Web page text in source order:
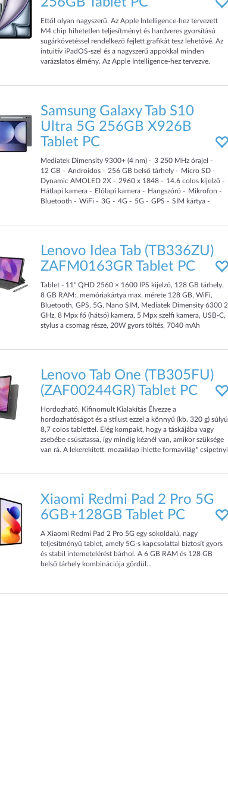
Ettől olyan nagyszerű. Az Apple Intelligence-hez tervezett
M4 chip hihetetlen teljesítményt és hardveres gyorsítású
sugárkövetéssel rendelkező fejlett grafikát tesz lehetővé. Az
intuitív iPadOS‑szel és a nagyszerű appokkal minden
varázslatos élmény. Az Apple Intelligence‑hez tervezve.
Samsung Galaxy Tab S10
Ultra 5G 256GB X926B
Tablet PC
Mediatek Dimensity 9300+ (4 nm) 3 250 MHz órajel
12 GB Androidos 256 GB belső tárhely
Micro SD
Dynamic AMOLED 2X
2960 x 1848 14.6 colos kijelző
Hátlapi kamera
Előlapi kamera Hangszóró
Mikrofon
Bluetooth
WiFi 3G 4G 5G GPS
SIM kártya
Lenovo Idea Tab (TB336ZU)
ZAFM0163GR Tablet PC
Tablet - 11" QHD 2560 × 1600 IPS kijelző, 128 GB tárhely,
8 GB RAM:, memóriakártya max. mérete 128 GB, WiFi,
Bluetooth, GPS, 5G, Nano SIM, Mediatek Dimensity 6300 2
GHz, 8 Mpx fő (hátsó) kamera, 5 Mpx szelfi kamera, USB-C,
stylus a csomag része, 20W gyors töltés, 7040 mAh
Lenovo Tab One (TB305FU)
(ZAF00244GR) Tablet PC
Hordozható, Kifinomult Kialakítás Élvezze a
hordozhatóságot és a stílust ezzel a könnyű (kb. 320 g) súlyú
8,7 colos tablettel. Elég kompakt, hogy a táskájába vagy
zsebébe csúsztassa, így mindig kéznél van, amikor szüksége
van rá. A lekerekített, mozaiklap ihlette formavilág* csipetnyi
Xiaomi Redmi Pad 2 Pro 5G
6GB+128GB Tablet PC
A Xiaomi Redmi Pad 2 Pro 5G egy sokoldalú, nagy
teljesítményű tablet, amely 5G-s kapcsolattal biztosít gyors
és stabil internetelérést bárhol. A 6 GB RAM és 128 GB
belső tárhely kombinációja gördül...